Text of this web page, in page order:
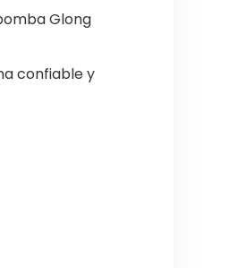
Glong
confiable y